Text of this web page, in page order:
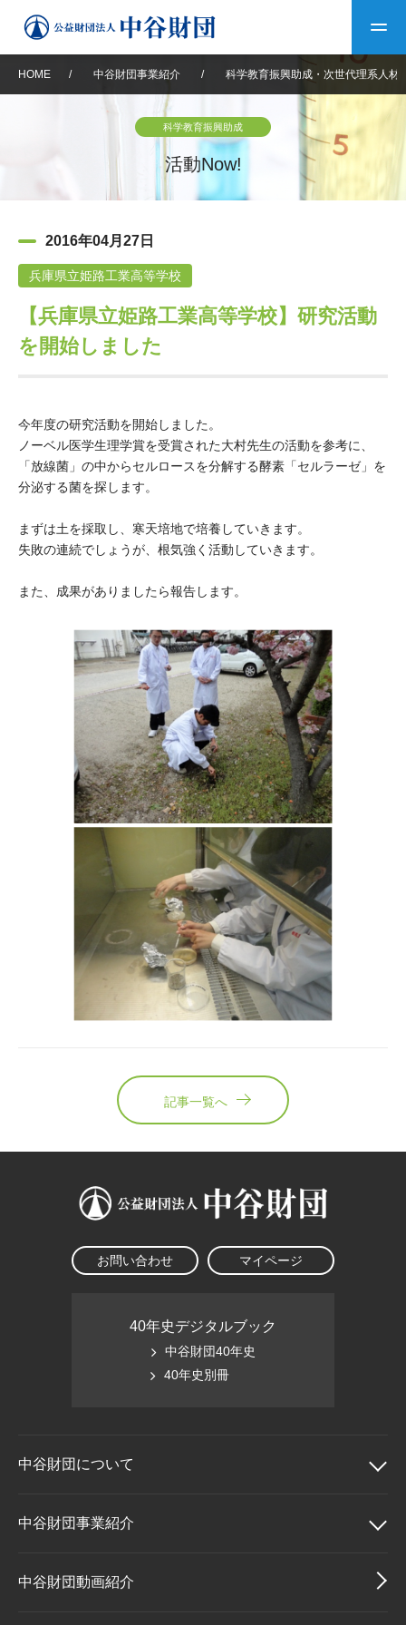
中谷財団について
設立趣意書
沿革 40年史デジタルブック
役員・評議員 公開情報
年報一覧
中谷財団事業紹介
神戸賞 長期大型研究助成
大学院生奨学金
国際学生交流プログラ
ム
次世代理系人材育成プ
ログラム助成
中谷財団動画紹介
その他情報
アクセス よくあるご質問
日本語 English マイページ
HOME / 中谷財団事業紹介 / 科学教育振興助成・次世代理系人材
科学教育振興助成
活動Now!
2016年04月27日
兵庫県立姫路工業高等学校
【兵庫県立姫路工業高等学校】研究活動
を開始しました
今年度の研究活動を開始しました。
ノーベル医学生理学賞を受賞された大村先生の活動を参考に、
「放線菌」の中からセルロースを分解する酵素「セルラーゼ」を
分泌する菌を探します。
まずは土を採取し、寒天培地で培養していきます。
失敗の連続でしょうが、根気強く活動していきます。
また、成果がありましたら報告します。
記事一覧へ
お問い合わせ マイページ
40年史デジタルブック
中谷財団40年史
40年史別冊
中谷財団について
中谷財団について
理事長挨拶
中谷財団事業紹介
中谷財団事業紹介
中谷財団動画紹介